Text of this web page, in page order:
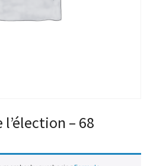
l’élection – 68